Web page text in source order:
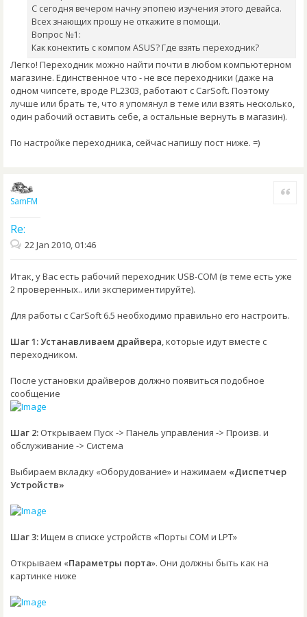
С сегодня вечером начну эпопею изучения этого девайса.
Всех знающих прошу не откажите в помощи.
Вопрос №1:
Как конектить с компом ASUS? Где взять переходник?
Легко! Переходник можно найти почти в любом компьютерном
магазине. Единственное что - не все переходники (даже на
одном чипсете, вроде PL2303, работают с CarSoft. Поэтому
лучше или брать те, что я упомянул в теме или взять несколько,
один рабочий оставить себе, а остальные вернуть в магазин).
По настройке переходника, сейчас напишу пост ниже. =)
SamFM
Re:
Quote
22 Jan 2010, 01:46
Итак, у Вас есть рабочий переходник USB-COM (в теме есть уже
2 проверенных.. или экспериментируйте).
Для работы с CarSoft 6.5 необходимо правильно его настроить.
Шаг 1: Устанавливаем драйвера , которые идут вместе с
переходником.
После установки драйверов должно появиться подобное
сообщение
Шаг 2: Открываем Пуск -> Панель управления -> Произв. и
обслуживание -> Система
Выбираем вкладку «Оборудование» и нажимаем «Диспетчер
Устройств»
Шаг 3:Ищем в списке устройств «Порты COM и LPT»
Открываем «Параметры порта». Они должны быть как на
картинке ниже